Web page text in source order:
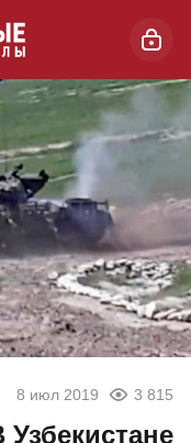
8 июл 2019 3 815